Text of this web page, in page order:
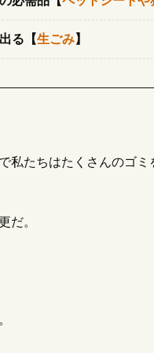
る【生ごみ】
私たちはたくさんのゴミ
だ。